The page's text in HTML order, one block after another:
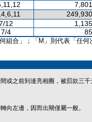
12
7/4
組合」；「M」則代表「任何
或之前到達亮相圈，被罰款三
向左邊，因而出閘僅屬一般。